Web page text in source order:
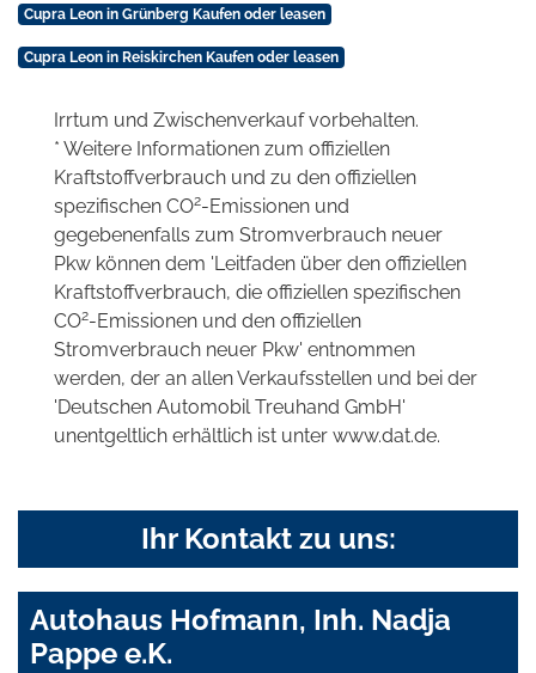
Cupra Leon in Grünberg Kaufen oder leasen
Cupra Leon in Reiskirchen Kaufen oder leasen
Irrtum und Zwischenverkauf vorbehalten.
* Weitere Informationen zum offiziellen
Kraftstoffverbrauch und zu den offiziellen
spezifischen CO2-Emissionen und
gegebenenfalls zum Stromverbrauch neuer
Pkw können dem 'Leitfaden über den offiziellen
Kraftstoffverbrauch, die offiziellen spezifischen
CO2-Emissionen und den offiziellen
Stromverbrauch neuer Pkw' entnommen
werden, der an allen Verkaufsstellen und bei der
'Deutschen Automobil Treuhand GmbH'
unentgeltlich erhältlich ist unter www.dat.de.
Ihr Kontakt zu uns:
Autohaus Hofmann, Inh. Nadja
Pappe e.K.